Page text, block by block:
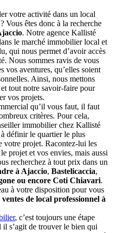
votre activité dans un local
Vous êtes donc à la recherche
. Notre agence Kallisté
le marché immobilier local et
qui nous permet d’avoir accès
Nous sommes ravis de vous
vos aventures, qu’elles soient
Ainsi, nous mettons
tout notre savoir-faire pour
vos projets.
qu’il vous faut, il faut
critères. Pour cela,
immobilier chez Kallisté
définir le quartier le plus
votre projet. Racontez-lui les
projet et vos envies, mais aussi
recherchez à tout prix dans un
à Ajaccio, Bastelicaccia,
ou encore Coti Chiavari.
à votre disposition pour vous
de local professionnel à
, c’est toujours une étape
s’agit de trouver le bien qui